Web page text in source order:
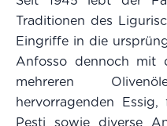
Traditionen des
Eingriffe in die
Anfosso dennoch mit
mehreren
hervorragenden Essig,
Pesti sowie diverse